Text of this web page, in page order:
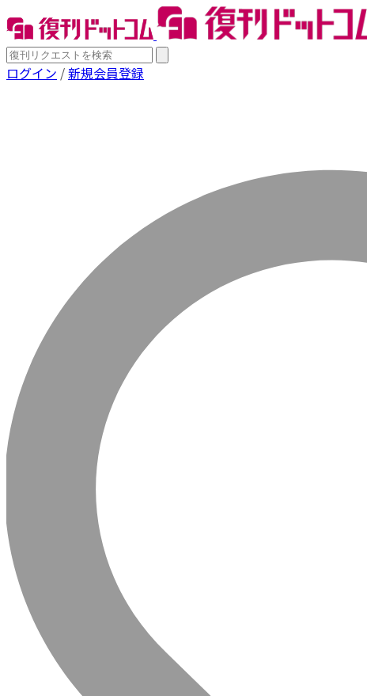
ログイン /新規会員登録